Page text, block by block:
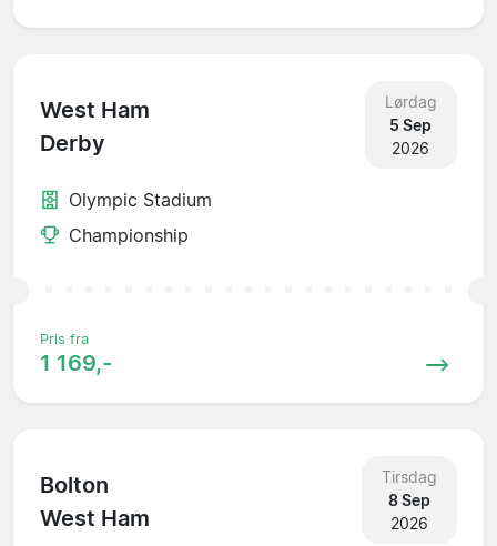
West Ham
Derby
Lørdag
5 Sep
2026
Olympic Stadium
Championship
Pris fra
1 169,-
Bolton
West Ham
Tirsdag
8 Sep
2026